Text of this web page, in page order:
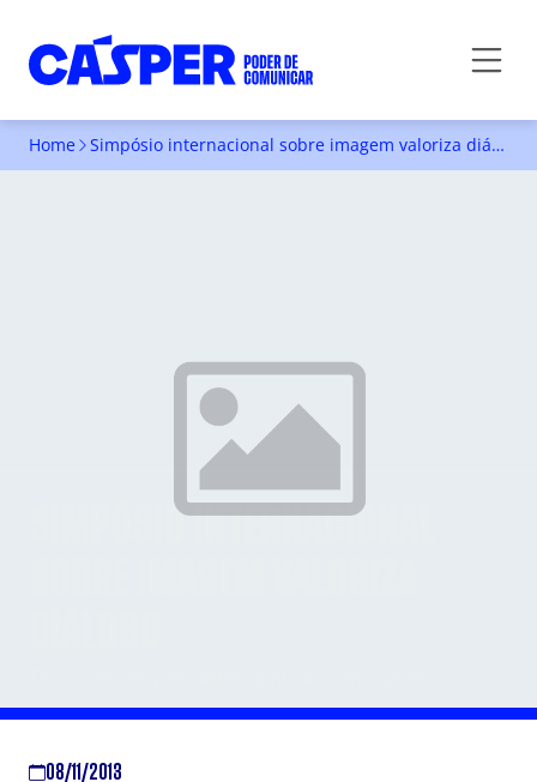
Home Simpósio internacional sobre imagem valoriza diálogo
SIMPÓSIO INTERNACIONAL
08/11/2013